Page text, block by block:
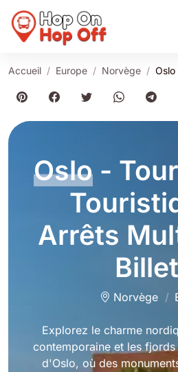
Accueil Europe Norvège Oslo
Oslo -
Arrêts
Norvège
Explorez le charme
contemporaine et les
d'Oslo, où des